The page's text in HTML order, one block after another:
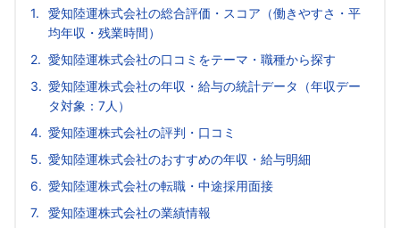
愛知陸運株式会社の総合評価・スコア（働きやすさ・平
均年収・残業時間）
愛知陸運株式会社の口コミをテーマ・職種から探す
愛知陸運株式会社の年収・給与の統計データ（年収デー
タ対象：7人）
愛知陸運株式会社の評判・口コミ
愛知陸運株式会社のおすすめの年収・給与明細
愛知陸運株式会社の転職・中途採用面接
愛知陸運株式会社の業績情報